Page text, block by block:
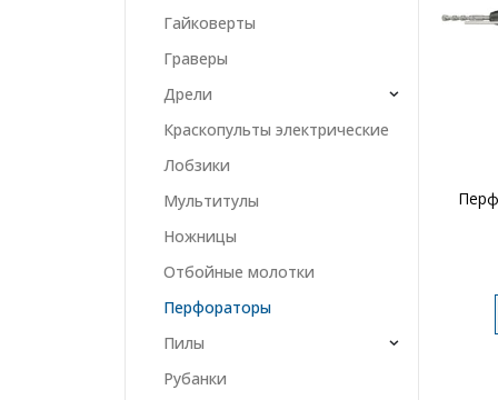
Гайковерты
Граверы
Дрели
Краскопульты электрические
Лобзики
Мультитулы
Ножницы
Отбойные молотки
Перфораторы
Пилы
Рубанки